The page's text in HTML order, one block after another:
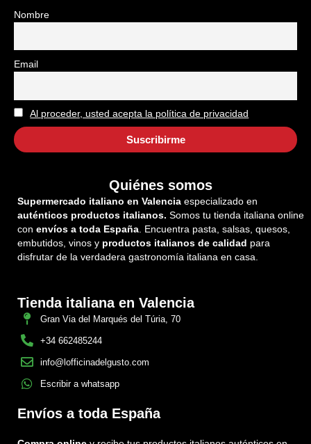
Nombre
Email
Al proceder, usted acepta la política de privacidad
Quiénes somos
Supermercado italiano en Valencia especializado en
auténticos productos italianos. Somos tu tienda italiana online
con envíos a toda España . Encuentra pasta, salsas, quesos,
embutidos, vinos y productos italianos de calidad para
disfrutar de la verdadera gastronomía italiana en casa.
Tienda italiana en Valencia
Gran Via del Marqués del Túria, 70
+34 662485244
info@lofficinadelgusto.com
Escribir a whatsapp
Envíos a toda España